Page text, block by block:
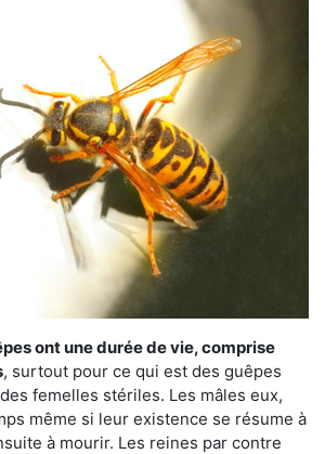
ont une durée de vie, comprise
, surtout pour ce qui est des guêpes
femelles stériles. Les mâles eux,
même si leur existence se résume à
à mourir. Les reines par contre